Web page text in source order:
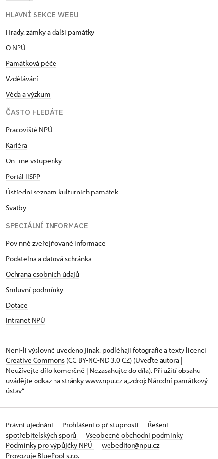
HLAVNÍ SEKCE WEBU
Hrady, zámky a další památky
O NPÚ
Památková péče
Vzdělávání
Věda a výzkum
ČASTO HLEDÁTE
Pracoviště NPÚ
Kariéra
On-line vstupenky
Portál IISPP
Ústřední seznam kulturních památek
Svatby
SPECIÁLNÍ INFORMACE
Povinně zveřejňované informace
Podatelna a datová schránka
Ochrana osobních údajů
Smluvní podmínky
Dotace
Intranet NPÚ
Není-li výslovně uvedeno jinak, podléhají fotografie a texty licenci
Creative Commons (CC BY-NC-ND 3.0 CZ) (Uveďte autora |
Neužívejte dílo komerčně | Nezasahujte do díla). Při užití obsahu
uvádějte odkaz na stránky www.npu.cz a „zdroj: Národní památkový
ústav“
Právní ujednání Prohlášení o přístupnosti
Řešení
spotřebitelských sporů
Všeobecné obchodní podmínky
Podmínky pro výpůjčky NPÚ
webeditor@npu.cz
Provozuje BluePool s.r.o.